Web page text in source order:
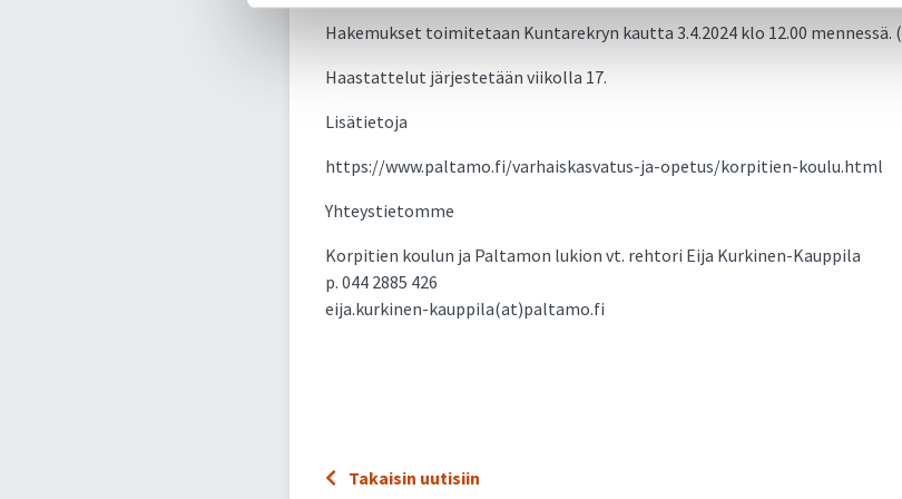
Hakemukset toimitetaan Kuntarekryn kautta 3.4.2024 klo 12.00 mennessä. (
Haastattelut järjestetään viikolla 17.
Lisätietoja
https://www.paltamo.fi/varhaiskasvatus-ja-opetus/korpitien-koulu.html
Yhteystietomme
Korpitien koulun ja Paltamon lukion vt. rehtori Eija Kurkinen-Kauppila
p. 044 2885 426
eija.kurkinen-kauppila(at)paltamo.fi
Takaisin uutisiin